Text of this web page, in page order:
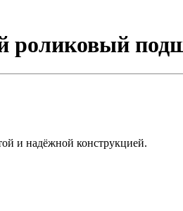
роликовый
и надёжной конструкцией.